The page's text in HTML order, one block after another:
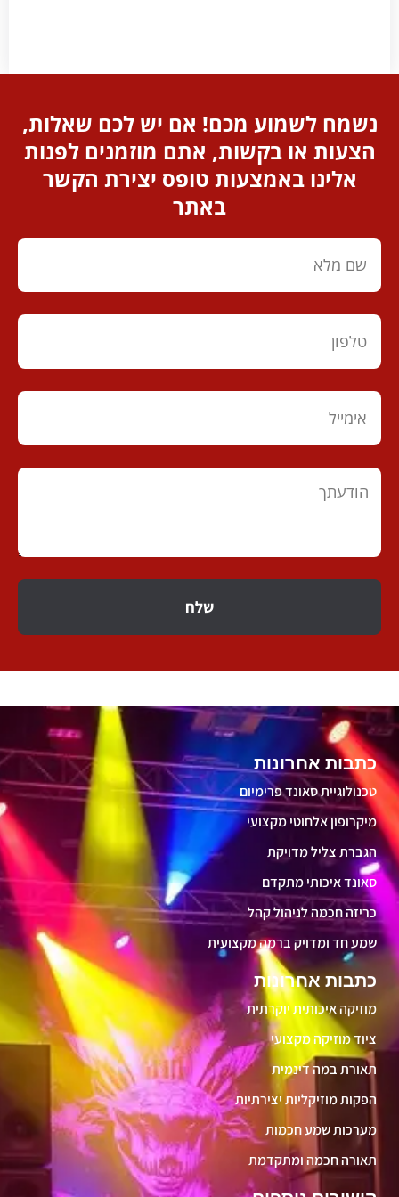
נשמח לשמוע מכם! אם יש לכם שאלות,
הצעות או בקשות, אתם מוזמנים לפנות
אלינו באמצעות טופס יצירת הקשר
באתר
שלח
כתבות אחרונות
מוזיקה איכותית יוקרתית
ציוד מוזיקה מקצועי
תאורת במה דינמית
הפקות מוזיקליות יצירתיות
מערכות שמע חכמות
תאורה חכמה ומתקדמת
כתבות אחרונות
טכנולוגיית סאונד פרימיום
מיקרופון אלחוטי מקצועי
הגברת צליל מדויקת
סאונד איכותי מתקדם
כריזה חכמה לניהול קהל
שמע חד ומדויק ברמה מקצועית